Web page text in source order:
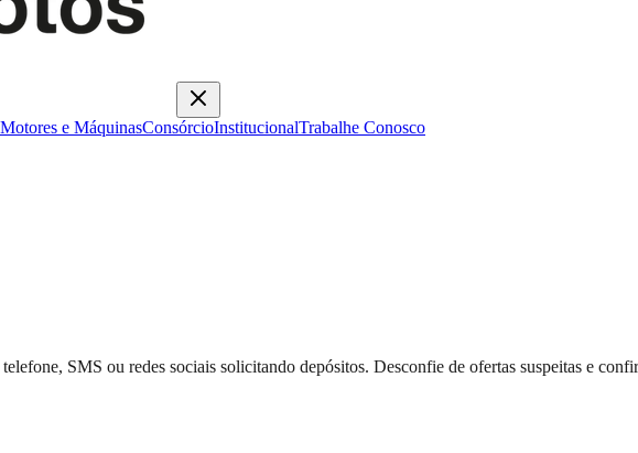
Motores e MáquinasConsórcioInstitucionalTrabalhe Conosco
SMS ou redes sociais solicitando depósitos. Desconfie de ofertas suspeitas e